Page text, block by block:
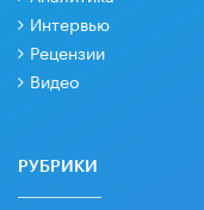
Интервью
Рецензии
Видео
РУБРИКИ